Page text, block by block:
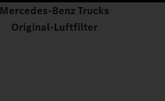
Mercedes‑Benz Trucks
Original‑Luftfilter